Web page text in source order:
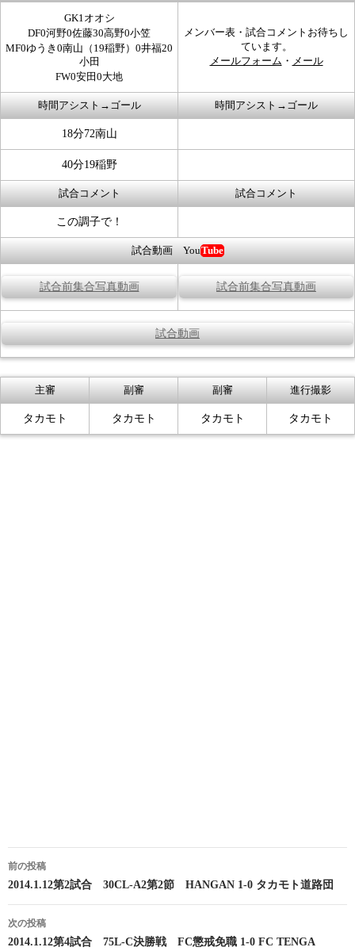
GK1オオシ
DF0河野0佐藤30高野0小笠
MF0ゆうき0南山（19稲野）0井福20
小田
FW0安田0大地
メンバー表・試合コメントお待ちし
ています。
メールフォーム ・ メール
時間アシスト→ゴール 時間アシスト→ゴール
18分72南山
40分19稲野
試合コメント 試合コメント
この調子で！
試合動画 YouTube
試合前集合写真動画 試合前集合写真動画
試合動画
主審 副審 副審 進行撮影
タカモト タカモト タカモト タカモト
投
稿
ナ
ビ
前の投稿
2014.1.12第2試合 30CL-A2第2節 HANGAN 1-0 タカモト道路団
次の投稿
2014.1.12第4試合 75L-C決勝戦 FC懲戒免職 1-0 FC TENGA